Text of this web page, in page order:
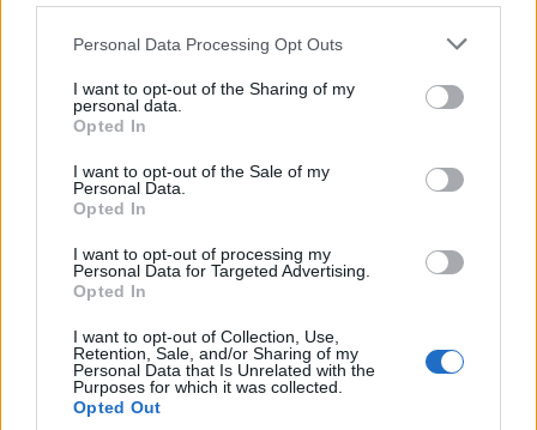
Please note that this website/app uses one or more Google
not limited to your visit or usage behaviour. You may click to
grant or deny consent to Google and its third-party tags to
use your data for below specified purposes in below Google
consent section.
Personal Data Processing Opt Outs
I want to opt-out of the Sharing of my
personal data.
Opted In
I want to opt-out of the Sale of my
Personal Data.
Opted In
I want to opt-out of processing my
Personal Data for Targeted Advertising.
Opted In
I want to opt-out of Collection, Use,
Retention, Sale, and/or Sharing of my
Personal Data that Is Unrelated with the
Purposes for which it was collected.
Opted Out
ισραηλινής αεροπορικής επίθεσης στα νότια
προάστια της Βηρυτού και είναι άθικτο, όπως
δήλωσαν σήμερα μία ιατρική πηγή και μία πηγή
Αν και η δήλωση που εξέδωσε χθες, Σάββατο, η
Χεζμπολάχ επιβεβαιώνοντας τον θάνατο του
Νασράλα δεν ανέφερε πώς ακριβώς σκοτώθηκε ή
το πτώμα δεν φέρει απευθείας τραύματα και πως
φαίνεται ότι αιτία θανάτου ήταν τραύμα το οποίο
προκάλεσε η ισχύς της έκρηξης.